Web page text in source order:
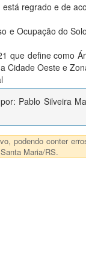
regrado e de
e Ocupação do
que define como
Cidade Oeste e
Pablo Silveira
podendo conter
Maria/RS.